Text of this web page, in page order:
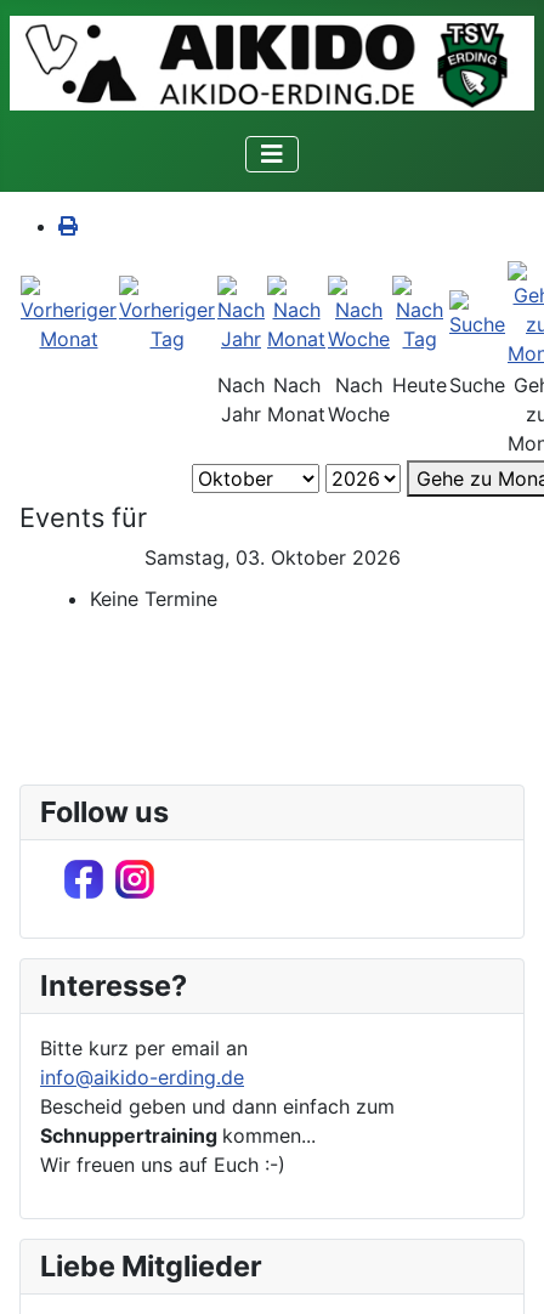
Nach
Jahr
Nach
Monat
Nach
Woche
HeuteSuche
Gehe zu
Events für
Samstag, 03. Oktober 2026
Keine Termine
Follow us
Interesse?
Bitte kurz per email an
info@aikido-erding.de
Bescheid geben und dann einfach zum
Schnuppertraining kommen...
Wir freuen uns auf Euch :-)
Liebe Mitglieder